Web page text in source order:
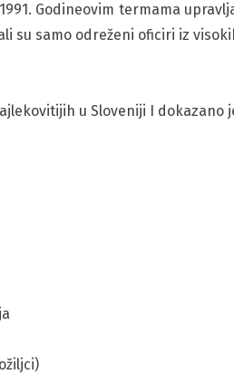
Godineovim termama
su samo odreženi oficiri iz
u Sloveniji I dokazano